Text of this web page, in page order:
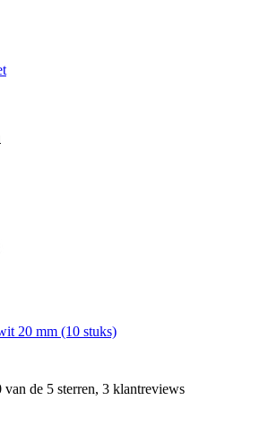
20 mm (10 stuks)
van de 5 sterren, 3 klantreviews